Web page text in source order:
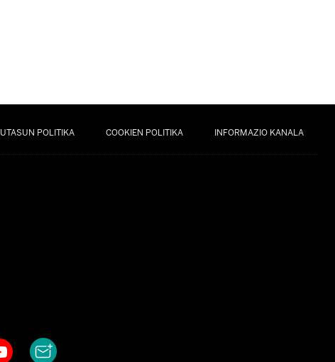
POLITIKA COOKIEN POLITIKA INFORMAZIO KANALA